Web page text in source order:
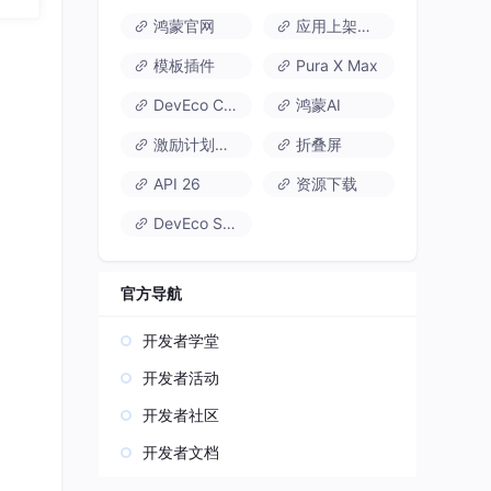
鸿蒙官网 应用上架速通
模板插件 Pura X Max
DevEco Code 鸿蒙AI
激励计划达标指南 折叠屏
API 26 资源下载
DevEco Studio
官方导航
开发者学堂
开发者活动
开发者社区
开发者文档